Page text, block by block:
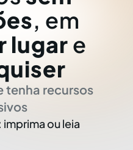
, em
lugar e
tenha recursos
: imprima ou leia